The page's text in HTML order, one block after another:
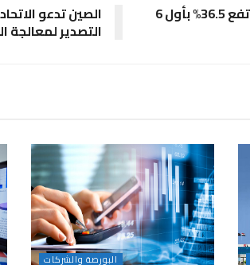
التجارة بين روسيا والصين ترتفع 36.5% بأول 6 الصين تدعو
التصدير لمعالجة
البورصة والشركات